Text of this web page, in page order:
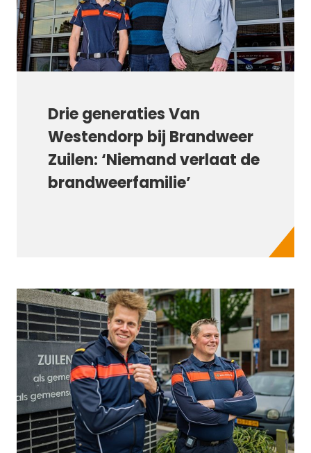
Drie generaties Van
Westendorp bij Brandweer
Zuilen: ‘Niemand verlaat de
brandweerfamilie’